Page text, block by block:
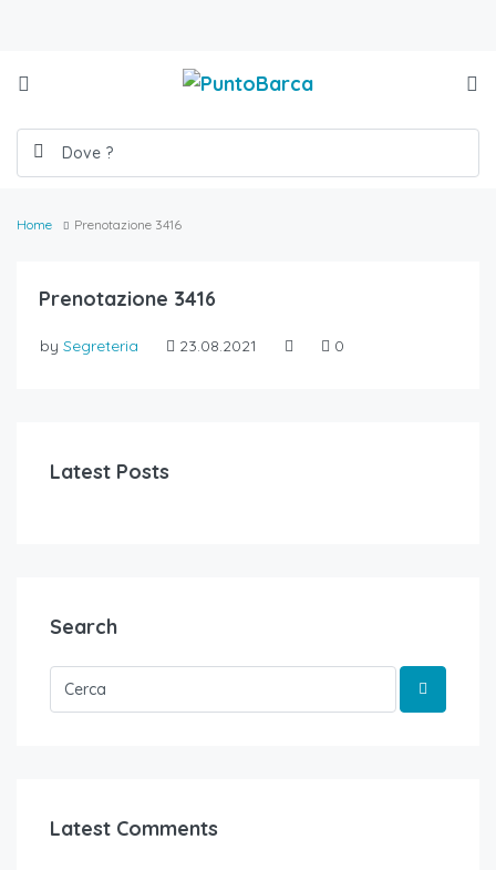
Home Prenotazione 3416
Prenotazione 3416
by Segreteria 23.08.2021 0
Latest Posts
Search
Latest Comments